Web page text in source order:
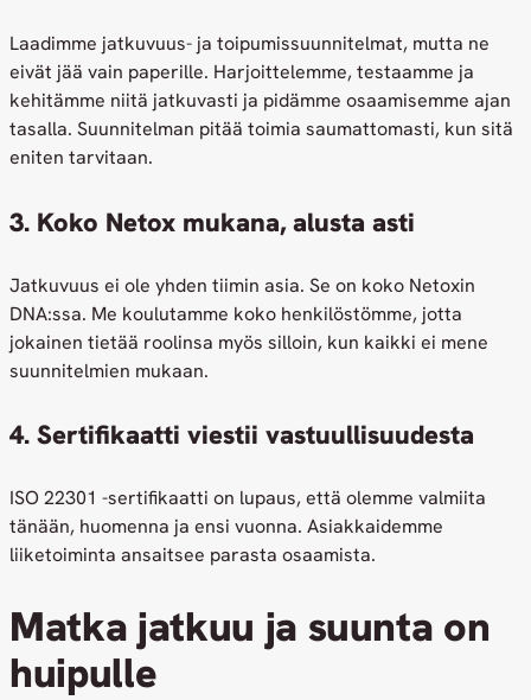
Laadimme jatkuvuus- ja toipumissuunnitelmat, mutta ne
eivät jää vain paperille. Harjoittelemme, testaamme ja
kehitämme niitä jatkuvasti ja pidämme osaamisemme ajan
tasalla. Suunnitelman pitää toimia saumattomasti, kun sitä
eniten tarvitaan.
3. Koko Netox mukana, alusta asti
Jatkuvuus ei ole yhden tiimin asia. Se on koko Netoxin
DNA:ssa. Me koulutamme koko henkilöstömme, jotta
jokainen tietää roolinsa myös silloin, kun kaikki ei mene
suunnitelmien mukaan.
4. Sertifikaatti viestii vastuullisuudesta
ISO 22301 -sertifikaatti on lupaus, että olemme valmiita
tänään, huomenna ja ensi vuonna. Asiakkaidemme
liiketoiminta ansaitsee parasta osaamista.
Matka jatkuu ja suunta on
huipulle